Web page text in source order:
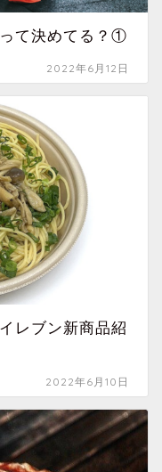
て決めてる？①
2022年6月12日
レブン新商品紹
2022年6月10日